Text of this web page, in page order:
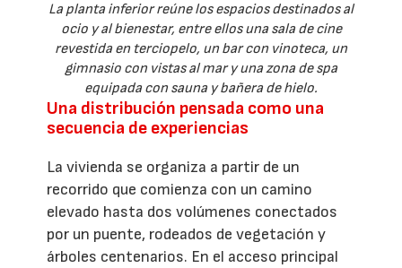
La planta inferior reúne los espacios destinados al
ocio y al bienestar, entre ellos una sala de cine
revestida en terciopelo, un bar con vinoteca, un
gimnasio con vistas al mar y una zona de spa
equipada con sauna y bañera de hielo.
Una distribución pensada como una
secuencia de experiencias
La vivienda se organiza a partir de un
recorrido que comienza con un camino
elevado hasta dos volúmenes conectados
por un puente, rodeados de vegetación y
árboles centenarios. En el acceso principal